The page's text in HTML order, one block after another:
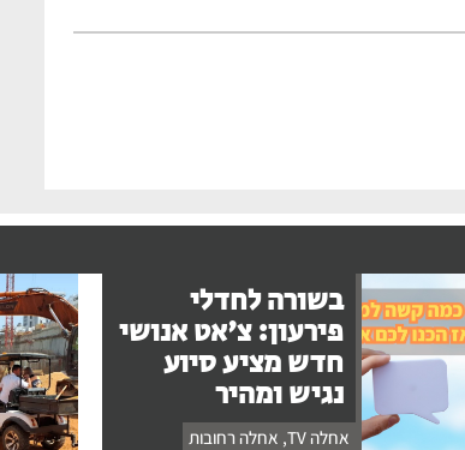
בשורה לחדלי
פירעון: צ'אט אנושי
חדש מציע סיוע
נגיש ומהיר
אחלה TV , אחלה רחובות